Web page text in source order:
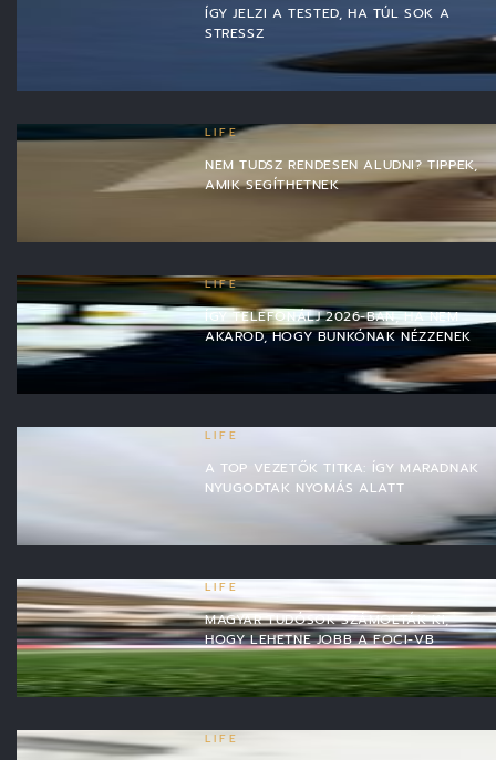
ÍGY JELZI A TESTED, HA TÚL SOK A
STRESSZ
LIFE
NEM TUDSZ RENDESEN ALUDNI? TIPPEK,
AMIK SEGÍTHETNEK
LIFE
ÍGY TELEFONÁLJ 2026-BAN, HA NEM
AKAROD, HOGY BUNKÓNAK NÉZZENEK
LIFE
A TOP VEZETŐK TITKA: ÍGY MARADNAK
NYUGODTAK NYOMÁS ALATT
LIFE
MAGYAR TUDÓSOK SZÁMOLTÁK KI,
HOGY LEHETNE JOBB A FOCI-VB
LIFE